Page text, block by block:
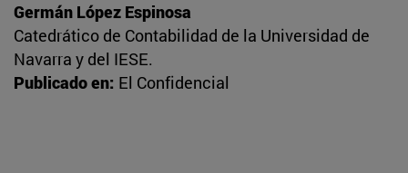
Germán López Espinosa
Catedrático de Contabilidad de la Universidad de
Navarra y del IESE.
Publicado en: El Confidencial